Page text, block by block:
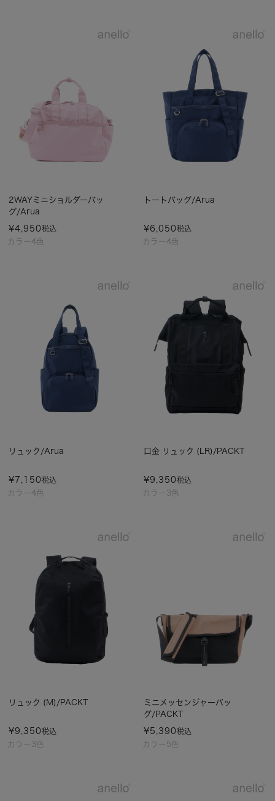
カラー4色
2WAYミニショルダーバッ
グ/Arua
¥4,950税込
カラー4色
トートバッグ/Arua
¥6,050税込
カラー4色
リュック/Arua
¥ 7,150税込
カラー3色
口金 リュック (LR)/PACKT
¥9,350税込
カラー3色
リュック (M)/PACKT
¥9,350税込
カラー5色
ミニメッセンジャーバッ
グ/PACKT
¥5,390税込